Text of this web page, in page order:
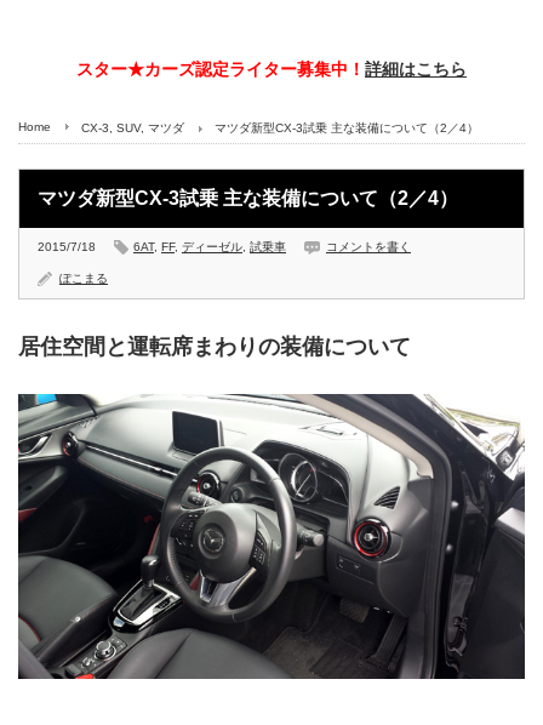
スター★カーズ認定ライター募集中！ 詳細はこちら
Home CX-3 SUV, マツダ マツダ新型CX-3試乗 主な装備について（2／4）
マツダ新型CX-3試乗 主な装備について（2／4）
2015/7/18 6AT, FF, ディーゼル 試乗車 コメントを書く
ぽこまる
居住空間と運転席まわりの装備について